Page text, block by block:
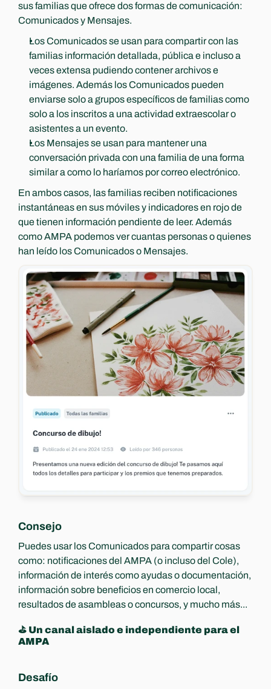
sus familias que ofrece dos formas de comunicación:
Comunicados y Mensajes.
Los Comunicados se usan para compartir con las
familias información detallada, pública e incluso a
veces extensa pudiendo contener archivos e
imágenes. Además los Comunicados pueden
enviarse solo a grupos específicos de familias como
solo a los inscritos a una actividad extraescolar o
asistentes a un evento.
Los Mensajes se usan para mantener una
conversación privada con una familia de una forma
similar a como lo haríamos por correo electrónico.
En ambos casos, las familias reciben notificaciones
instantáneas en sus móviles y indicadores en rojo de
que tienen información pendiente de leer. Además
como AMPA podemos ver cuantas personas o quienes
han leído los Comunicados o Mensajes.
Consejo
Puedes usar los Comunicados para compartir cosas
como: notificaciones del AMPA (o incluso del Cole),
información de interés como ayudas o documentación,
información sobre beneficios en comercio local,
resultados de asambleas o concursos, y mucho más...
⛳️ Un canal aislado e independiente para el
AMPA
Desafío